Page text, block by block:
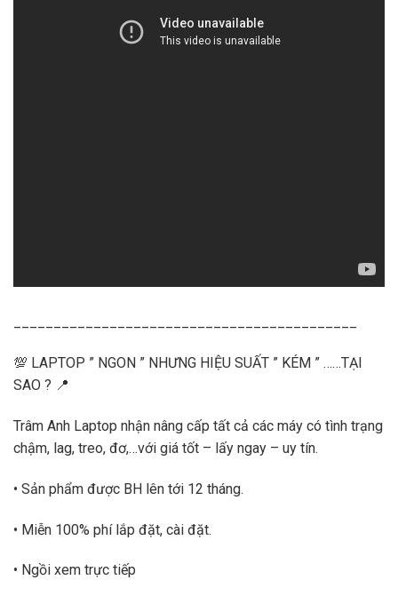
💯 LAPTOP ” NGON ” NHƯNG HIỆU SUẤT ” KÉM ” ……TẠI
SAO ? 📍
Trâm Anh Laptop nhận nâng cấp tất cả các máy có tình trạng
chậm, lag, treo, đơ,…với giá tốt – lấy ngay – uy tín.
• Sản phẩm được BH lên tới 12 tháng.
• Miễn 100% phí lắp đặt, cài đặt.
• Ngồi xem trực tiếp